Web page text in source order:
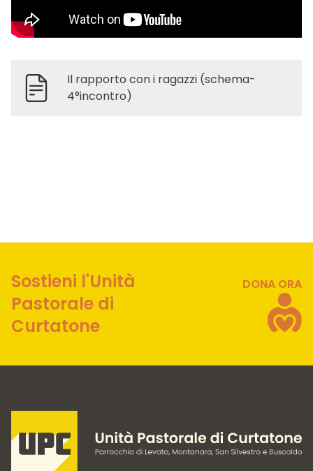
Il rapporto con i ragazzi (schema-
4°incontro)
Sostieni l'Unità
Pastorale di
Curtatone
DONA ORA